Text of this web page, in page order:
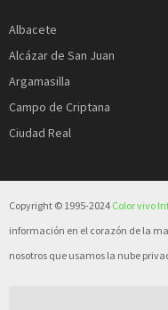
Albacete
Alcázar de San Juan
Argamasilla
Campo de Criptana
Ciudad Real
Copyright © 1995-2024 Color vivo
información en el corazón de la
nosotros que usamos la nube